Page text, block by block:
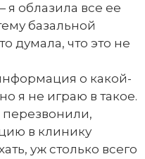
я облазила все ее
базальной
думала, что это не
о какой-
я не играю в такое.
перезвонили,
в клинику
уж столько всего